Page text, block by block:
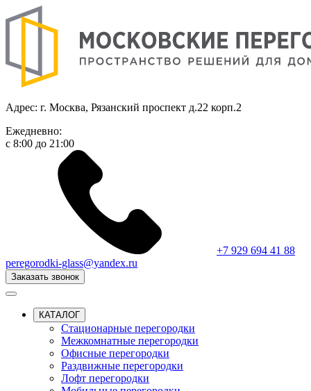
Адрес: г. Москва, Рязанский проспект д.22 корп.2
Ежедневно:
с 8:00 до 21:00
+7 929 694 41 88
peregorodki-glass@yandex.ru
Заказать звонок
КАТАЛОГ
Стационарные перегородки
Межкомнатные перегородки
Офисные перегородки
Раздвижные перегородки
Лофт перегородки